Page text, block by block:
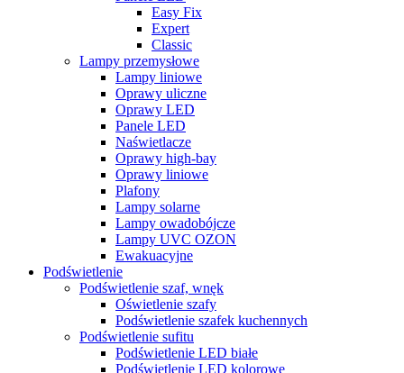
Easy Fix
Expert
Classic
Lampy przemysłowe
Lampy liniowe
Oprawy uliczne
Oprawy LED
Panele LED
Naświetlacze
Oprawy high-bay
Oprawy liniowe
Plafony
Lampy solarne
Lampy owadobójcze
Lampy UVC OZON
Ewakuacyjne
Podświetlenie
Podświetlenie szaf, wnęk
Oświetlenie szafy
Podświetlenie szafek kuchennych
Podświetlenie sufitu
Podświetlenie LED białe
Podświetlenie LED kolorowe